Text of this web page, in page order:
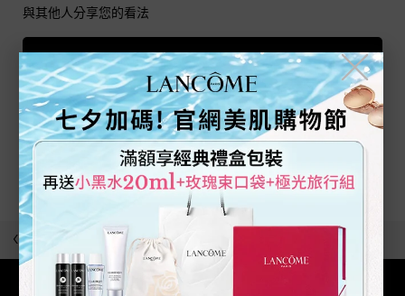
與其他人分享您的看法
撰寫評論
目前沒有任何評論
為產品留下評論吧!
最近瀏覽
回到上一頁
╳